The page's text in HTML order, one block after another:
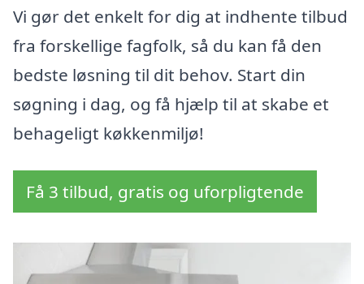
Vi gør det enkelt for dig at indhente tilbud
fra forskellige fagfolk, så du kan få den
bedste løsning til dit behov. Start din
søgning i dag, og få hjælp til at skabe et
behageligt køkkenmiljø!
Få 3 tilbud, gratis og uforpligtende